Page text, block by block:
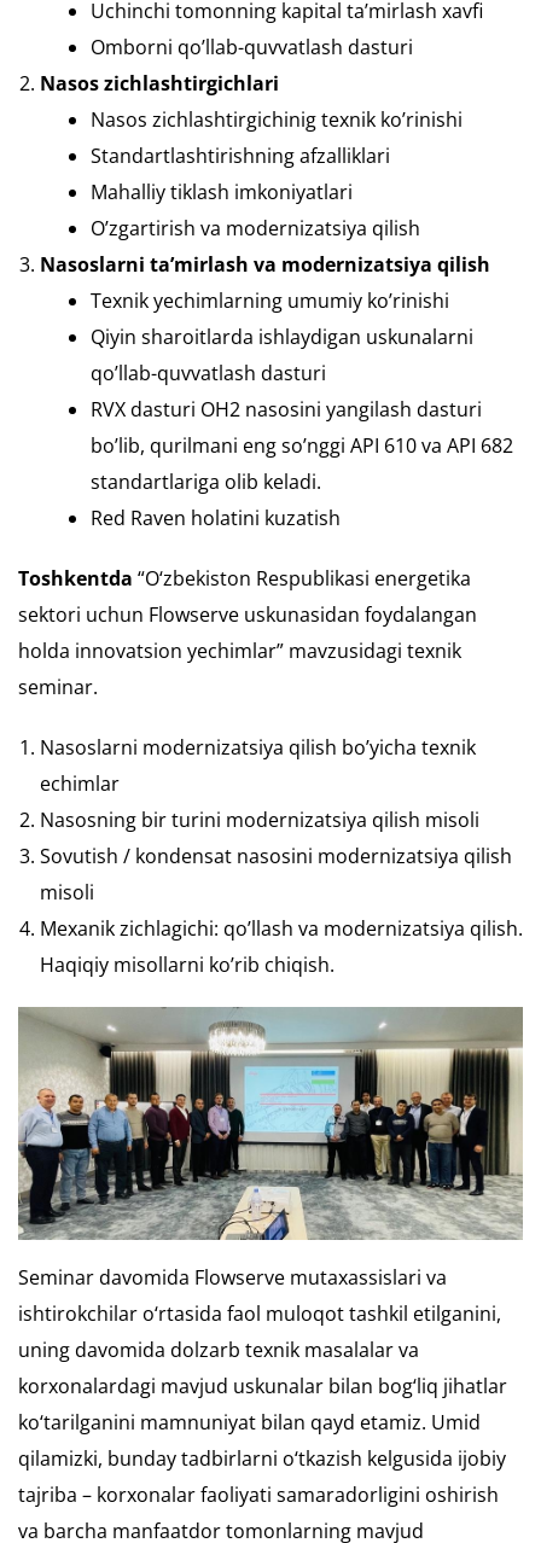
Uchinchi tomonning kapital ta’mirlash xavfi
Omborni qo’llab-quvvatlash dasturi
Nasos zichlashtirgichlari
Nasos zichlashtirgichinig texnik ko’rinishi
Standartlashtirishning afzalliklari
Mahalliy tiklash imkoniyatlari
O’zgartirish va modernizatsiya qilish
Nasoslarni ta’mirlash va modernizatsiya qilish
Texnik yechimlarning umumiy ko’rinishi
Qiyin sharoitlarda ishlaydigan uskunalarni
qo’llab-quvvatlash dasturi
RVX dasturi OH2 nasosini yangilash dasturi
bo’lib, qurilmani eng so’nggi API 610 va API 682
standartlariga olib keladi.
Red Raven holatini kuzatish
Toshkentda “O‘zbekiston Respublikasi energetika
sektori uchun Flowserve uskunasidan foydalangan
holda innovatsion yechimlar” mavzusidagi texnik
seminar.
Nasoslarni modernizatsiya qilish bo’yicha texnik
echimlar
Nasosning bir turini modernizatsiya qilish misoli
Sovutish / kondensat nasosini modernizatsiya qilish
misoli
Mexanik zichlagichi: qo’llash va modernizatsiya qilish.
Haqiqiy misollarni ko’rib chiqish.
Seminar davomida Flowserve mutaxassislari va
ishtirokchilar o‘rtasida faol muloqot tashkil etilganini,
uning davomida dolzarb texnik masalalar va
korxonalardagi mavjud uskunalar bilan bog‘liq jihatlar
ko‘tarilganini mamnuniyat bilan qayd etamiz. Umid
qilamizki, bunday tadbirlarni o‘tkazish kelgusida ijobiy
tajriba – korxonalar faoliyati samaradorligini oshirish
va barcha manfaatdor tomonlarning mavjud